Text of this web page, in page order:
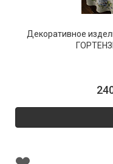
Декоративное